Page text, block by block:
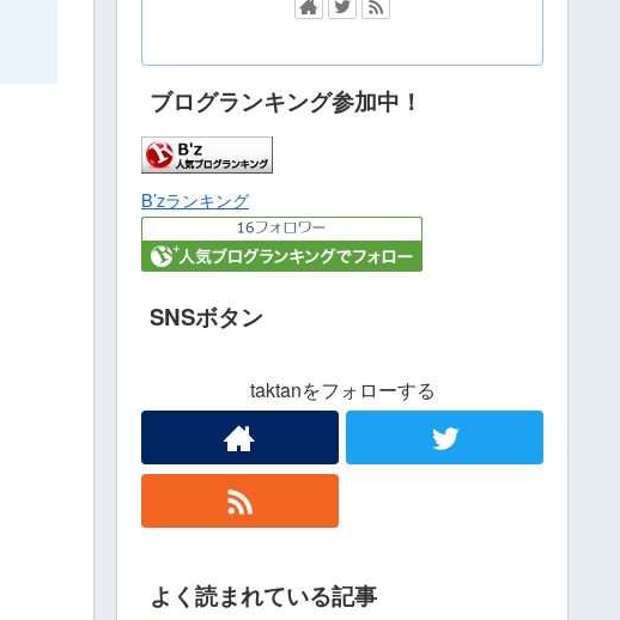
ブログランキング参加中！
B’zランキング
SNSボタン
taktanをフォローする
よく読まれている記事